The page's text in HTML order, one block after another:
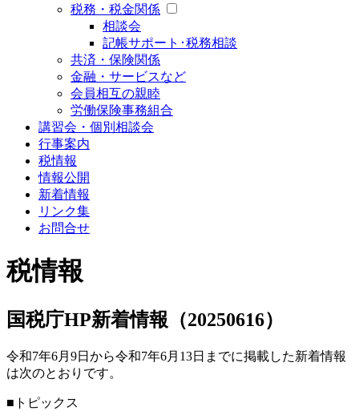
税務・税金関係
相談会
記帳サポート･税務相談
共済・保険関係
金融・サービスなど
会員相互の親睦
労働保険事務組合
講習会・個別相談会
行事案内
税情報
情報公開
新着情報
リンク集
お問合せ
税情報
国税庁HP新着情報（20250616）
令和7年6月9日から令和7年6月13日までに掲載した新着情報
は次のとおりです。
■トピックス